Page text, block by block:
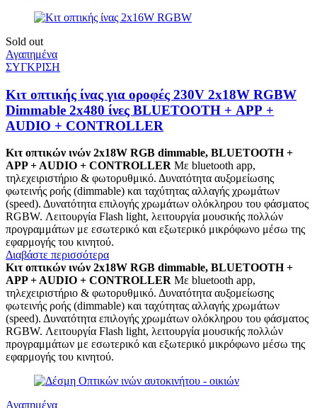
Sold out
Αγαπημένα
ΣΥΓΚΡΙΣΗ
Κιτ οπτικής ίνας για οροφές 230V 2x18W RGBW
Dimmable 2x480 ίνες BLUETOOTH + APP +
AUDIO + CONTROLLER
Κιτ οπτικών ινών 2x18W RGB dimmable, BLUETOOTH +
APP + AUDIO + CONTROLLER Με bluetooth app,
τηλεχειριστήριο & φωτορυθμικό. Δυνατότητα αυξομείωσης
φωτεινής ροής (dimmable) και ταχύτητας αλλαγής χρωμάτων
(speed). Δυνατότητα επιλογής χρωμάτων ολόκληρου του φάσματος
RGBW. Λειτουργία Flash light, λειτουργία μουσικής πολλών
προγραμμάτων με εσωτερικό και εξωτερικό μικρόφωνο μέσω της
εφαρμογής του κινητού.
Διαβάστε περισσότερα
Κιτ οπτικών ινών 2x18W RGB dimmable, BLUETOOTH +
APP + AUDIO + CONTROLLER Με bluetooth app,
τηλεχειριστήριο & φωτορυθμικό. Δυνατότητα αυξομείωσης
φωτεινής ροής (dimmable) και ταχύτητας αλλαγής χρωμάτων
(speed). Δυνατότητα επιλογής χρωμάτων ολόκληρου του φάσματος
RGBW. Λειτουργία Flash light, λειτουργία μουσικής πολλών
προγραμμάτων με εσωτερικό και εξωτερικό μικρόφωνο μέσω της
εφαρμογής του κινητού.
Αγαπημένα